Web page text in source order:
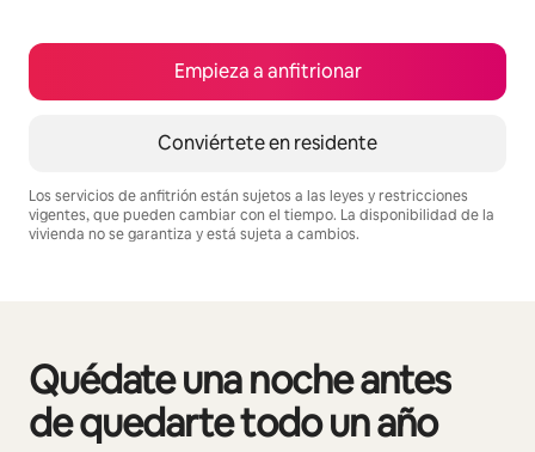
Empieza a anfitrionar
Conviértete en residente
Los servicios de anfitrión están sujetos a las leyes y restricciones
vigentes, que pueden cambiar con el tiempo. La disponibilidad de la
vivienda no se garantiza y está sujeta a cambios.
Quédate una noche antes
de quedarte todo un año
Se muestran0 de 0 elementos